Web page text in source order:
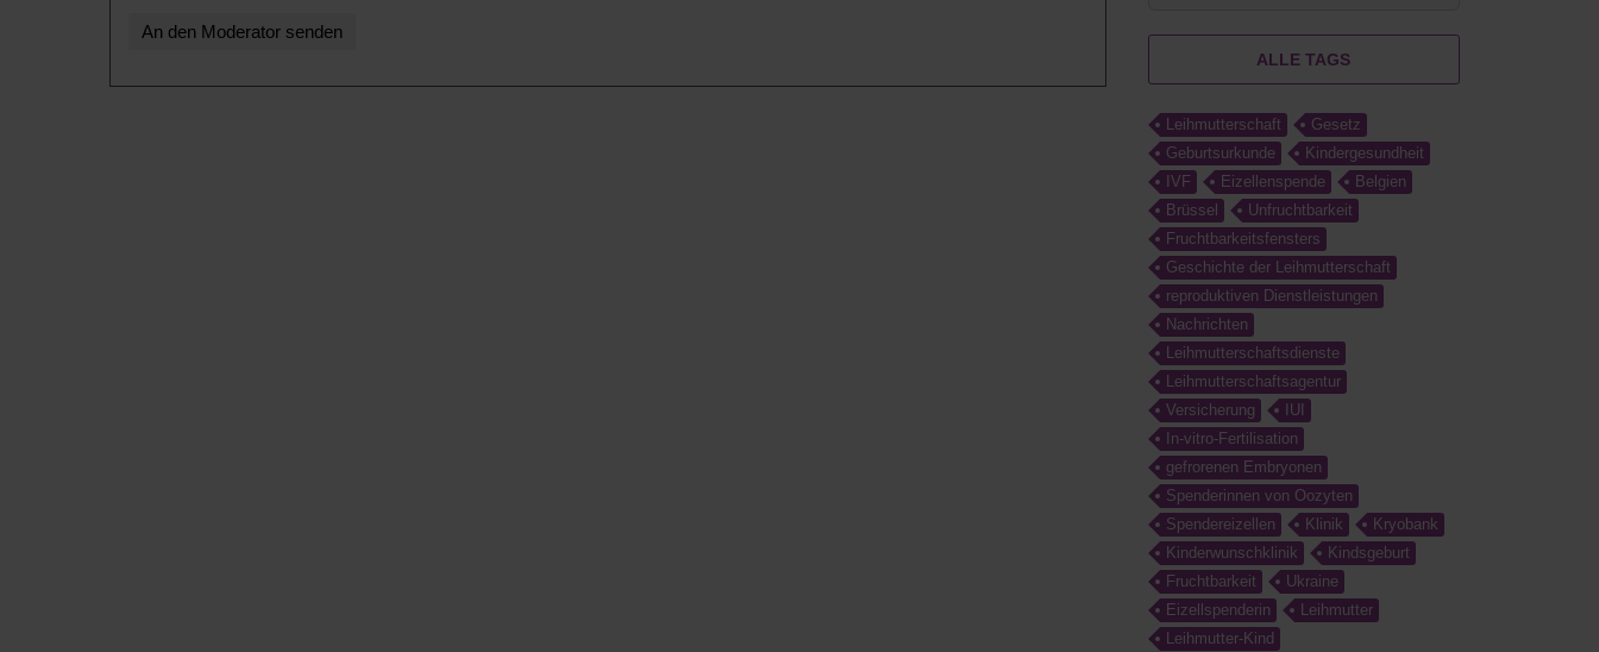
ALLE TAGS
Leihmutterschaft
Gesetz
Geburtsurkunde
Kindergesundheit
IVF
Eizellenspende
Belgien
Brüssel
Unfruchtbarkeit
Fruchtbarkeitsfensters
Geschichte der Leihmutterschaft
reproduktiven Dienstleistungen
Nachrichten
Leihmutterschaftsdienste
Leihmutterschaftsagentur
Versicherung
IUI
In-vitro-Fertilisation
gefrorenen Embryonen
Spenderinnen von Oozyten
Spendereizellen
Klinik
Kryobank
Kinderwunschklinik
Kindsgeburt
Fruchtbarkeit
Ukraine
Eizellspenderin
Leihmutter
Leihmutter-Kind